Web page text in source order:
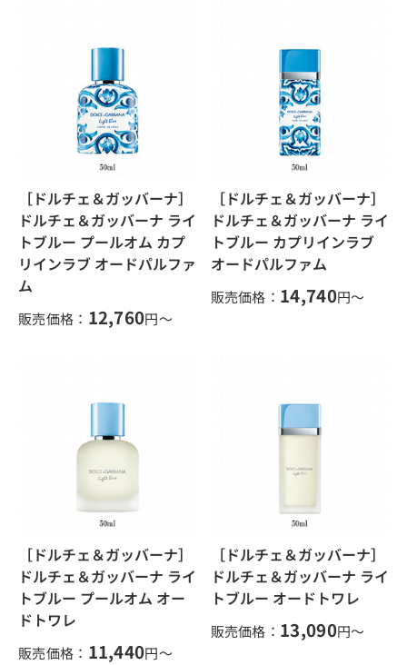
［ドルチェ＆ガッバーナ］
ドルチェ＆ガッバーナ ライ
トブルー プールオム カプ
リインラブ オードパルファ
ム
販売価格： 12,760円～
［ドルチェ＆ガッバーナ］
ドルチェ＆ガッバーナ ライ
トブルー カプリインラブ
オードパルファム
販売価格： 14,740円～
［ドルチェ＆ガッバーナ］
ドルチェ＆ガッバーナ ライ
トブルー プールオム オー
ドトワレ
販売価格： 11,440円～
［ドルチェ＆ガッバーナ］
ドルチェ＆ガッバーナ ライ
トブルー オードトワレ
販売価格： 13,090円～